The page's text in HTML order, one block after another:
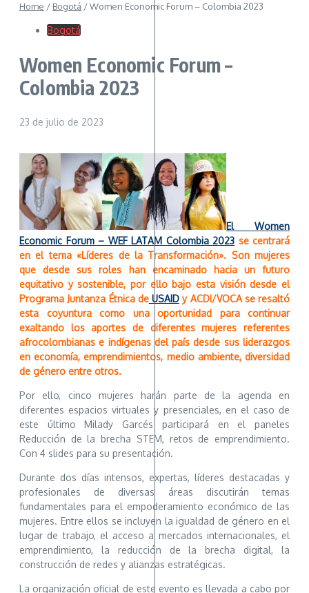
Home / Bogotá /Women Economic Forum – Colombia 2023
Bogotá
Women Economic Forum –
Colombia 2023
23 de julio de 2023
El Women
Economic Forum – WEF LATAM Colombia 2023 se centrará
en el tema «Líderes de la Transformación». Son mujeres
que desde sus roles han encaminado hacia un futuro
equitativo y sostenible, por ello bajo esta visión desde el
Programa Juntanza Étnica deUSAID y ACDI/VOCA se resaltó
esta coyuntura como una oportunidad para continuar
exaltando los aportes de diferentes mujeres referentes
afrocolombianas e indígenas del país desde sus liderazgos
en economía, emprendimientos, medio ambiente, diversidad
de género entre otros.
Por ello, cinco mujeres harán parte de la agenda en
diferentes espacios virtuales y presenciales, en el caso de
este último Milady Garcés participará en el paneles
Reducción de la brecha STEM, retos de emprendimiento.
Con 4 slides para su presentación.
Durante dos días intensos, expertas, líderes destacadas y
profesionales de diversas áreas discutirán temas
fundamentales para el empoderamiento económico de las
mujeres. Entre ellos se incluyen la igualdad de género en el
lugar de trabajo, el acceso a mercados internacionales, el
emprendimiento, la reducción de la brecha digital, la
construcción de redes y alianzas estratégicas.
La organización oficial de este evento es llevada a cabo por